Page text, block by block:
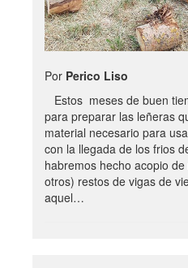
Por Perico Liso
Estos meses de buen
para preparar las leñeras
material necesario para
con la llegada de los frios
habremos hecho acopio
otros) restos de vigas de
aquel…